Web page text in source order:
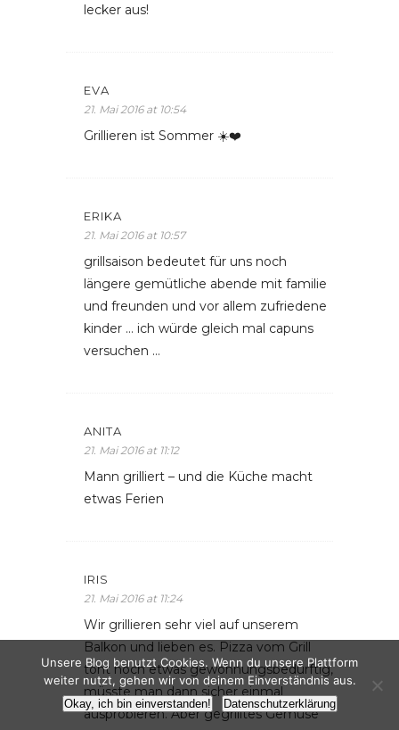
lecker aus!
EVA
21. Mai 2016 at 10:54
Grillieren ist Sommer ☀️❤️
ERIKA
21. Mai 2016 at 10:57
grillsaison bedeutet für uns noch
längere gemütliche abende mit familie
und freunden und vor allem zufriedene
kinder … ich würde gleich mal capuns
versuchen …
ANITA
21. Mai 2016 at 11:12
Mann grilliert – und die Küche macht
etwas Ferien
IRIS
21. Mai 2016 at 11:24
Wir grillieren sehr viel auf unserem
Balkon und lieben es. Pizza vom Grill
tönt noch etwas gewöhnungsbedürftig,
müsste man dann sicher einmal
ausprobieren. Aber gegrilltes Gemüse
Unsere Blog benutzt Cookies. Wenn du unsere Plattform
weiter nutzt, gehen wir von deinem Einverständnis aus.
Okay, ich bin einverstanden! Datenschutzerklärung